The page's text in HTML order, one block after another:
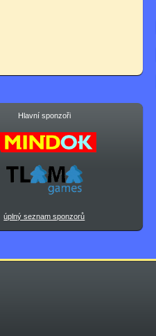
Hlavní sponzoři
úplný seznam sponzorů